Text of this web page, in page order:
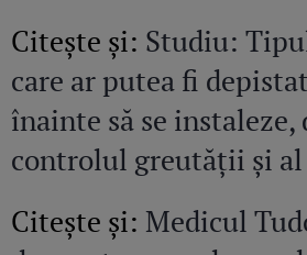
Citeşte şi: Studiu:
care ar putea fi
înainte să se
controlul greutății și
Citeşte şi: Medicul